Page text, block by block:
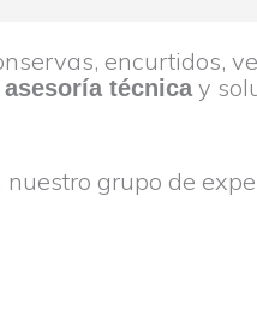
encurtidos,
técnicay
grupo de